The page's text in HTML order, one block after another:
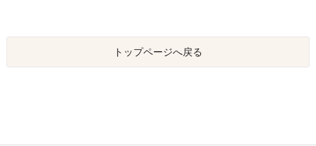
トップページへ戻る